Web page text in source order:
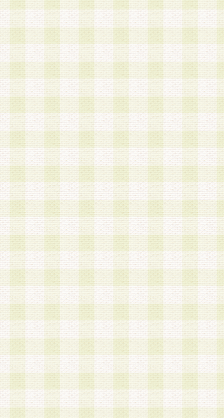
a.既に登録されている会員と同一のメールアドレ
録する場合
b.本サービスと同様のサービスを提供している企
業に従事していると思われる本人またはその家族
場合
c.その他当社が不適切と判断する場合
2.当社は、会員登録希望者を会員として承認する
した 場合、会員登録希望者による会員登録手続
による承認後の場合であっても、会員登録の取り
の抹消を、当社が適切と判 断する方法・手段に
とができるものとします。
3.会員登録希望者が18歳未満、成年被後見人、被
人 である場合は、親権者などの法定代理人の同
録を行うものとします。なお、義務教育学齢に該
者については、登録時に 当社が別途定める方法
権者による承認手続きを行うものとします。
第3条 会員の登録方法
1.会員登録手続きは、会員登録希望者本人が行う
る登録は一切認められないものとします。
2.会員登録希望者は、本規約に同意の後、当社指
画 面」において、当社が指定する必要事項を入
を行うものとします。当社は、会員登録を承認し
会員として本サービスを 受けるためのログイン
を付与します。
3.会員は、会員登録の際に申告する登録情報の全
いかなる虚偽の申告をも行ってはならないものと
4.会員は、複数のログインＩＤおよびパスワード
いものとします。